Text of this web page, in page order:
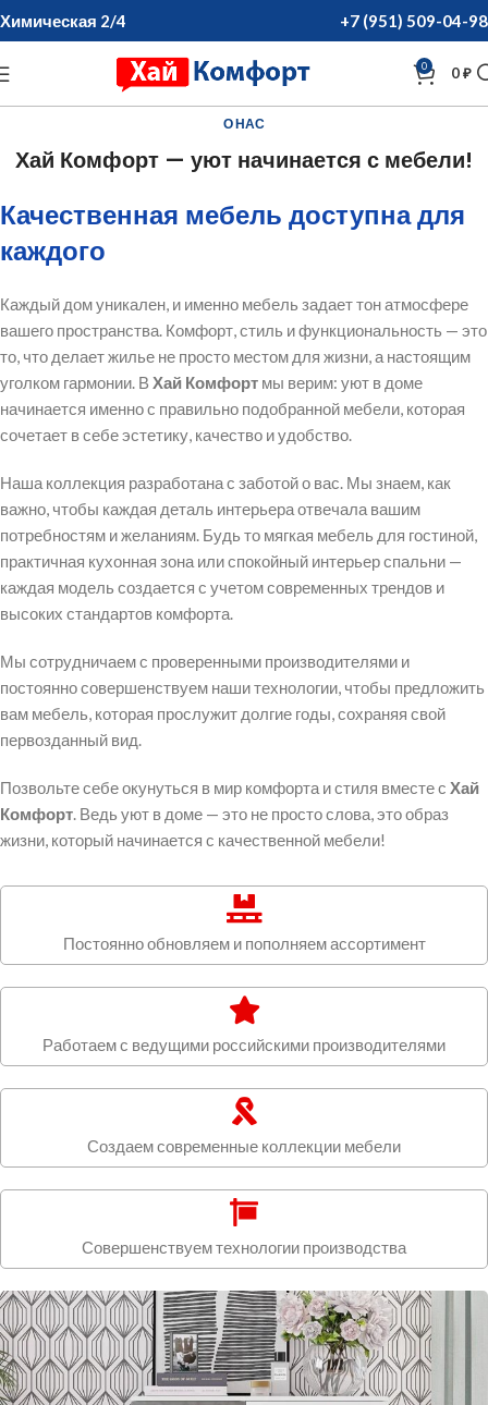
Химическая 2/4 +7 (951) 509-04-98
0 0₽
О НАС
Хай Комфорт — уют начинается с мебели!
Качественная мебель доступна для
каждого
Каждый дом уникален, и именно мебель задает тон атмосфере
вашего пространства. Комфорт, стиль и функциональность — это
то, что делает жилье не просто местом для жизни, а настоящим
уголком гармонии. В Хай Комфорт мы верим: уют в доме
начинается именно с правильно подобранной мебели, которая
сочетает в себе эстетику, качество и удобство.
Наша коллекция разработана с заботой о вас. Мы знаем, как
важно, чтобы каждая деталь интерьера отвечала вашим
потребностям и желаниям. Будь то мягкая мебель для гостиной,
практичная кухонная зона или спокойный интерьер спальни —
каждая модель создается с учетом современных трендов и
высоких стандартов комфорта.
Мы сотрудничаем с проверенными производителями и
постоянно совершенствуем наши технологии, чтобы предложить
вам мебель, которая прослужит долгие годы, сохраняя свой
первозданный вид.
Позвольте себе окунуться в мир комфорта и стиля вместе с Хай
Комфорт. Ведь уют в доме — это не просто слова, это образ
жизни, который начинается с качественной мебели!
Постоянно обновляем и пополняем ассортимент
Работаем с ведущими российскими производителями
Создаем современные коллекции мебели
Совершенствуем технологии производства